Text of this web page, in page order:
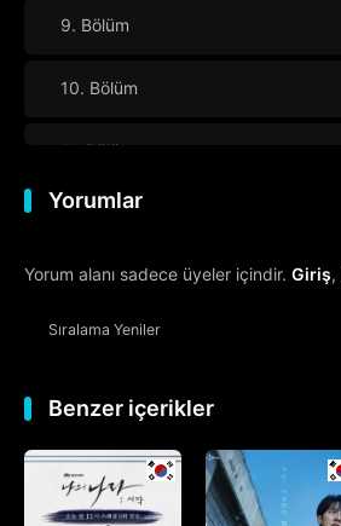
9. Bölüm
10. Bölüm
11. Bölüm
12. Bölüm
13. Bölüm
14. Bölüm
15. Bölüm
16. Bölüm Final
Yorumlar
Yorum alanı sadece üyeler içindir. Giriş,
Sıralama Yeniler
Benzer içerikler